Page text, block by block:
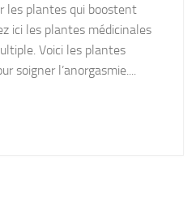
les plantes qui boostent
ici les plantes médicinales
Voici les plantes
soigner l’anorgasmie....